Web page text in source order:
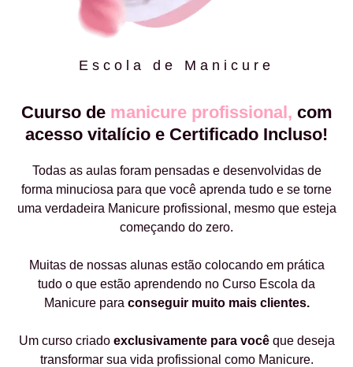
Escola de Manicure
Cuurso de manicure profissional, com
acesso vitalício e Certificado Incluso!
Todas as aulas foram pensadas e desenvolvidas de
forma minuciosa para que você aprenda tudo e se torne
uma verdadeira Manicure profissional, mesmo que esteja
começando do zero.
Muitas de nossas alunas estão colocando em prática
tudo o que estão aprendendo no Curso Escola da
Manicure para conseguir muito mais clientes.
Um curso criado exclusivamente para vocêque deseja
transformar sua vida profissional como Manicure.